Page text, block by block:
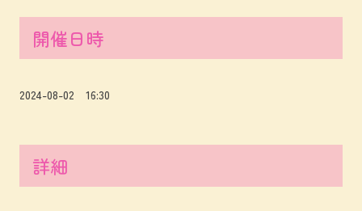
開催日時
2024-08-02 16:30
詳細